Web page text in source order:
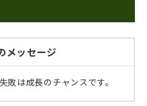
メッセージ
敗は成長のチャンスです。